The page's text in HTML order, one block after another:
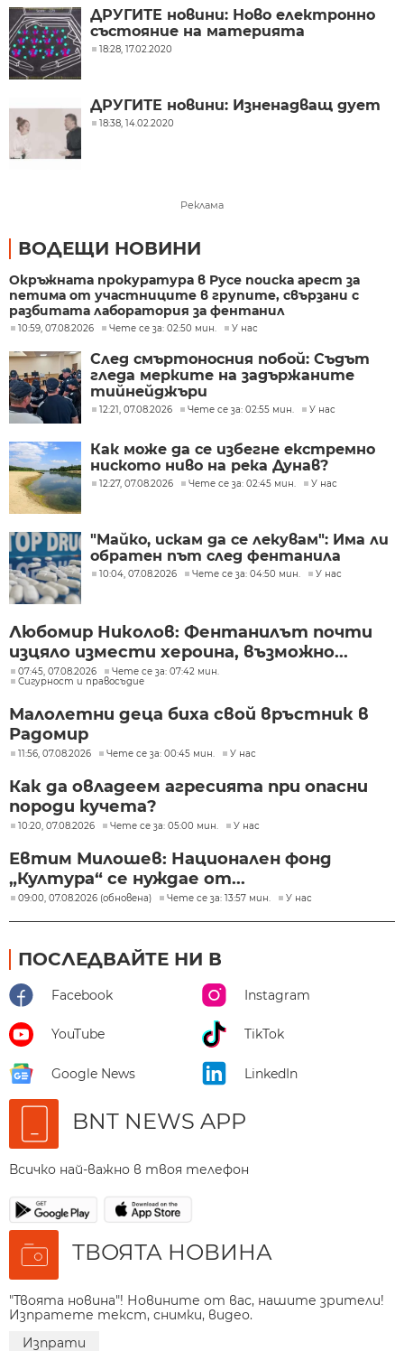
ДРУГИТЕ новини: Ново електронно
състояние на материята
18:28, 17.02.2020
ДРУГИТЕ новини: Изненадващ дует
18:38, 14.02.2020
Реклама
ВОДЕЩИ НОВИНИ
Окръжната прокуратура в Русе поиска арест за
петима от участниците в групите, свързани с
разбитата лаборатория за фентанил
10:59, 07.08.2026 Чете се за: 02:50 мин. У нас
След смъртоносния побой: Съдът
гледа мерките на задържаните
тийнейджъри
12:21, 07.08.2026 Чете се за: 02:55 мин. У нас
Как може да се избегне екстремно
ниското ниво на река Дунав?
12:27, 07.08.2026 Чете се за: 02:45 мин. У нас
"Майко, искам да се лекувам": Има ли
обратен път след фентанила
10:04, 07.08.2026 Чете се за: 04:50 мин. У нас
Любомир Николов: Фентанилът почти
изцяло измести хероина, възможно...
07:45, 07.08.2026
Чете се за: 07:42 мин.
Сигурност и правосъдие
Малолетни деца биха свой връстник в
Радомир
11:56, 07.08.2026 Чете се за: 00:45 мин. У нас
Как да овладеем агресията при опасни
породи кучета?
10:20, 07.08.2026 Чете се за: 05:00 мин. У нас
Евтим Милошев: Национален фонд
„Култура“ се нуждае от...
09:00, 07.08.2026 (обновена) Чете се за: 13:57 мин. У нас
ПОСЛЕДВАЙТЕ НИ В
Facebook Instagram
YouTube TikTok
Google News LinkedIn
BNT NEWS APP
Всичко най-важно в твоя телефон
ТВОЯТА НОВИНА
"Твоята новина"! Новините от вас, нашите зрители!
Изпратете текст, снимки, видео.
Изпрати